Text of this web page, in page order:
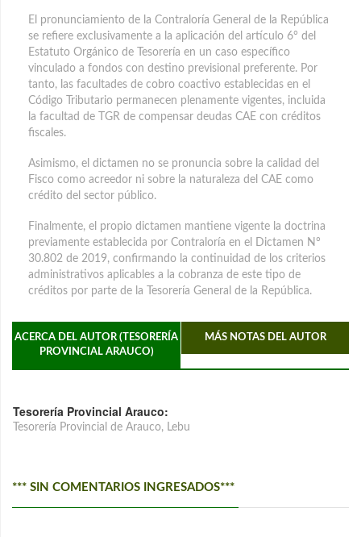
El pronunciamiento de la Contraloría General de la República
se refiere exclusivamente a la aplicación del artículo 6° del
Estatuto Orgánico de Tesorería en un caso específico
vinculado a fondos con destino previsional preferente. Por
tanto, las facultades de cobro coactivo establecidas en el
Código Tributario permanecen plenamente vigentes, incluida
la facultad de TGR de compensar deudas CAE con créditos
fiscales.
Asimismo, el dictamen no se pronuncia sobre la calidad del
Fisco como acreedor ni sobre la naturaleza del CAE como
crédito del sector público.
Finalmente, el propio dictamen mantiene vigente la doctrina
previamente establecida por Contraloría en el Dictamen N°
30.802 de 2019, confirmando la continuidad de los criterios
administrativos aplicables a la cobranza de este tipo de
créditos por parte de la Tesorería General de la República.
ACERCA DEL AUTOR (TESORERÍA
PROVINCIAL ARAUCO)
MÁS NOTAS DEL AUTOR
Tesorería Provincial Arauco:
Tesorería Provincial de Arauco, Lebu
*** SIN COMENTARIOS INGRESADOS***